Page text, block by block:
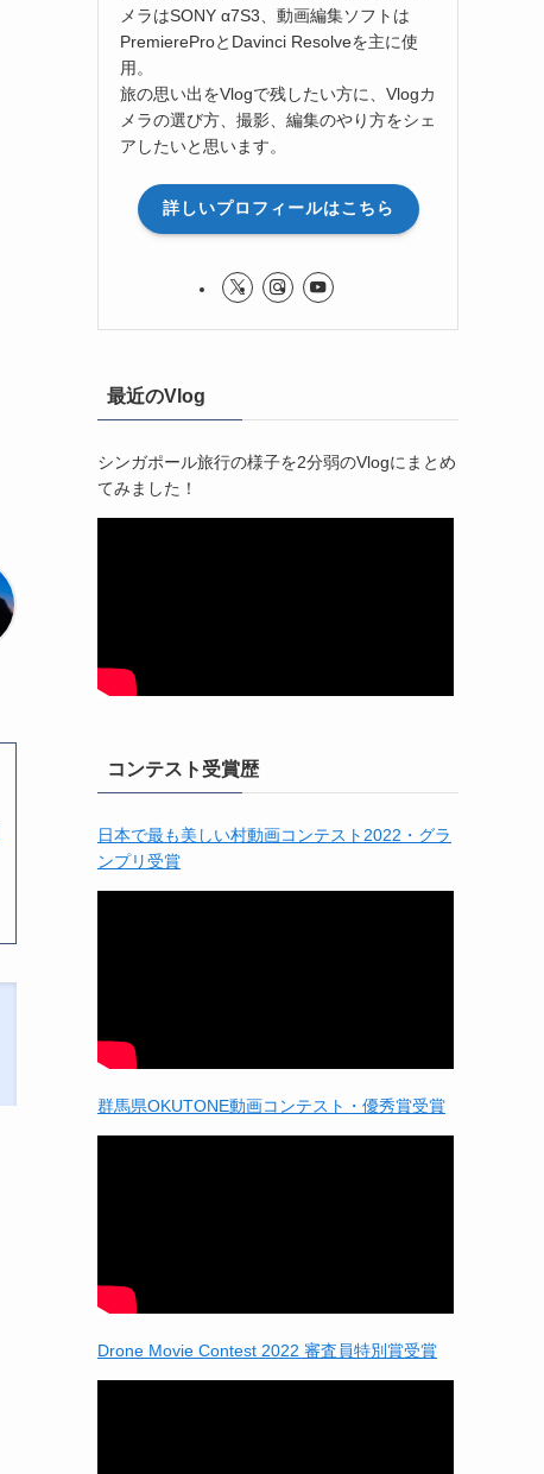
メラはSONY α7S3、動画編集ソフトは
PremiereProとDavinci Resolveを主に使
用。
旅の思い出をVlogで残したい方に、Vlogカ
メラの選び方、撮影、編集のやり方をシェ
アしたいと思います。
詳しいプロフィールはこちら
最近のVlog
シンガポール旅行の様子を2分弱のVlogにまとめ
てみました！
コンテスト受賞歴
日本で最も美しい村動画コンテスト2022・グラ
ンプリ受賞
群馬県OKUTONE動画コンテスト・優秀賞受賞
Drone Movie Contest 2022 審査員特別賞受賞